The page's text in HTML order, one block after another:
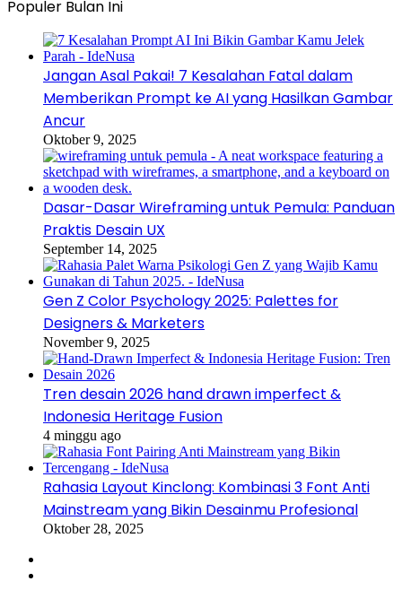
Populer Bulan Ini
Jangan Asal Pakai! 7 Kesalahan Fatal dalam
Memberikan Prompt ke AI yang Hasilkan Gambar
Ancur
Oktober 9, 2025
Dasar-Dasar Wireframing untuk Pemula: Panduan
Praktis Desain UX
September 14, 2025
Gen Z Color Psychology 2025: Palettes for
Designers & Marketers
November 9, 2025
Tren desain 2026 hand drawn imperfect &
Indonesia Heritage Fusion
4 minggu ago
Rahasia Layout Kinclong: Kombinasi 3 Font Anti
Mainstream yang Bikin Desainmu Profesional
Oktober 28, 2025